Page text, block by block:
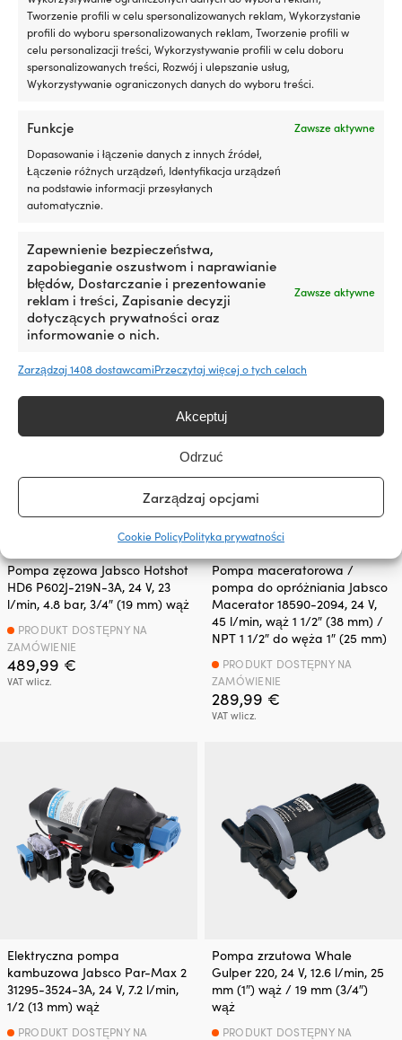
Tworzenie profili w celu spersonalizowanych reklam, Wykorzystanie
profili do wyboru spersonalizowanych reklam, Tworzenie profili w
celu personalizacji treści, Wykorzystywanie profili w celu doboru
spersonalizowanych treści, Rozwój i ulepszanie usług,
Wykorzystywanie ograniczonych danych do wyboru treści.
Funkcje
Zawsze aktywne
Dopasowanie i łączenie danych z innych źródeł,
Łączenie różnych urządzeń, Identyfikacja urządzeń
na podstawie informacji przesyłanych
automatycznie.
Zapewnienie bezpieczeństwa,
zapobieganie oszustwom i naprawianie
błędów, Dostarczanie i prezentowanie
reklam i treści, Zapisanie decyzji
dotyczących prywatności oraz
informowanie o nich.
Zawsze aktywne
Zarządzaj 1408 dostawcamiPrzeczytaj więcej o tych celach
Akceptuj
Odrzuć
Zarządzaj opcjami
Cookie PolicyPolityka prywatności
Pompa diesel Marco UP3, 24 V,
269,99€
VAT wlicz.
PRODUKT DOSTĘPNY NA
ZAMÓWIENIE
l/min, 3/4 (19 mm) wąż
429,99
PRODUKT DOSTĘPNY NA
ZAMÓWIENIE
Pompa zęzowa Jabsco Hotshot
HD6 P602J-219N-3A, 24 V, 23
l/min, 4.8 bar, 3/4″ (19 mm) wąż
489,99 €
VAT wlicz.
PRODUKT DOSTĘPNY NA
ZAMÓWIENIE
Pompa maceratorowa /
pompa do opróżniania Jabsco
Macerator 18590-2094, 24 V,
45 l/min, wąż 1 1/2″ (38 mm) /
NPT 1 1/2″ do węża 1″ (25 mm)
289,99 €
VAT wlicz.
PRODUKT DOSTĘPNY NA
ZAMÓWIENIE
Elektryczna pompa
kambuzowa Jabsco Par-Max 2
31295-3524-3A, 24 V, 7.2 l/min,
1/2 (13 mm) wąż
PRODUKT DOSTĘPNY NA
Pompa zrzutowa Whale
Gulper 220, 24 V, 12.6 l/min, 25
mm (1″) wąż / 19 mm (3/4″)
wąż
PRODUKT DOSTĘPNY NA